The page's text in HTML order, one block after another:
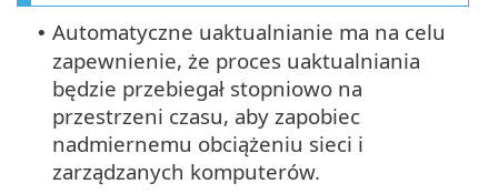
• Automatyczne uaktualnianie ma na celu
zapewnienie, że proces uaktualniania
będzie przebiegał stopniowo na
przestrzeni czasu, aby zapobiec
nadmiernemu obciążeniu sieci i
zarządzanych komputerów.